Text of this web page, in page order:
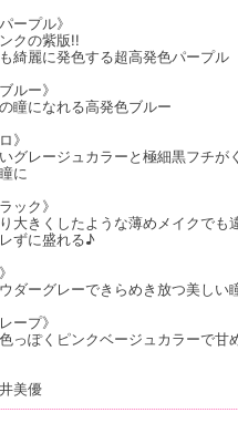
ープル》
クの紫版!!
綺麗に発色する超高発色パープル
ルー》
瞳になれる高発色ブルー
》
グレージュカラーと極細黒フチが
に
ック》
大きくしたような薄めメイクでも
ずに盛れる♪
ダーグレーできらめき放つ美しい
ープ》
っぽくピンクベージュカラーで甘
美優